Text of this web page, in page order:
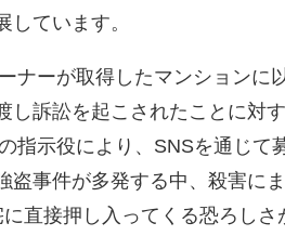
ています。
ナーが取得したマンション
し訴訟を起こされたことに対
指示役により、SNSを通じ
盗事件が多発する中、殺害に
直接押し入ってくる恐ろし